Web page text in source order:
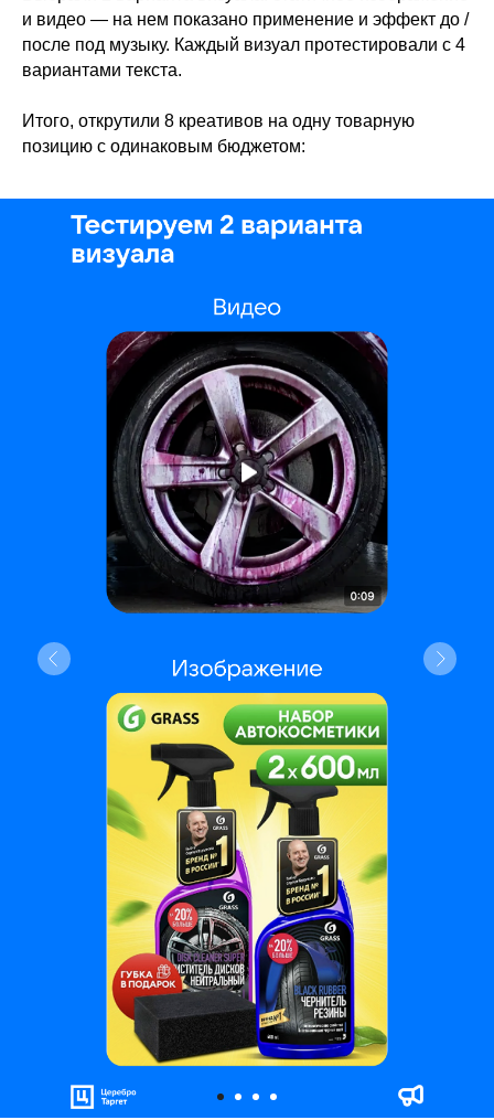
и видео — на нем показано применение и эффект до /
после под музыку. Каждый визуал протестировали с 4
вариантами текста.
Итого, открутили 8 креативов на одну товарную
позицию с одинаковым бюджетом: